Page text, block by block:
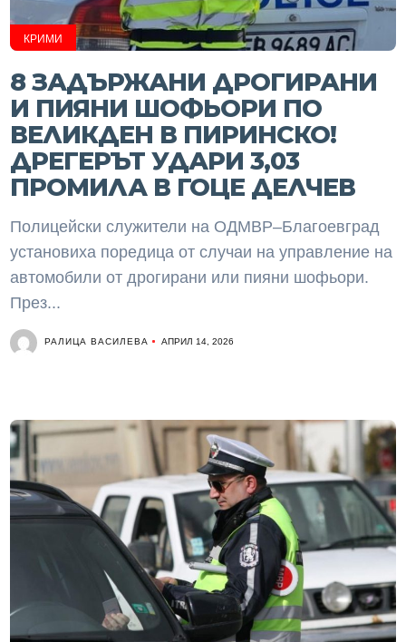
КРИМИ
8 ЗАДЪРЖАНИ ДРОГИРАНИ
И ПИЯНИ ШОФЬОРИ ПО
ВЕЛИКДЕН В ПИРИНСКО!
ДРЕГЕРЪТ УДАРИ 3,03
ПРОМИЛА В ГОЦЕ ДЕЛЧЕВ
Полицейски служители на ОДМВР–Благоевград
установиха поредица от случаи на управление на
автомобили от дрогирани или пияни шофьори.
През...
РАЛИЦА ВАСИЛЕВА АПРИЛ 14, 2026